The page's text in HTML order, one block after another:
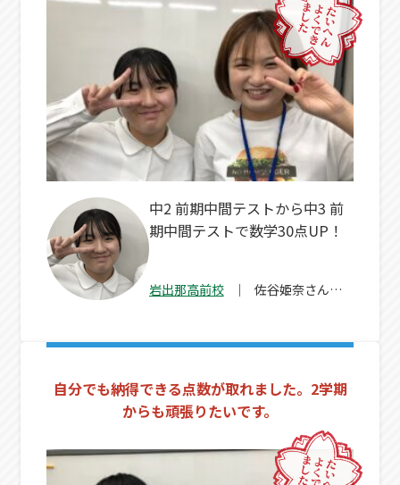
中2 前期中間テストから中3 前
期中間テストで数学30点UP！
岩出那高前校 佐谷姫奈さん
自分でも納得できる点数が取れました。2学期
からも頑張りたいです。